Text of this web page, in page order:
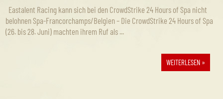
Eastalent Racing kann sich bei den CrowdStrike 24 Hours of Spa nicht
belohnen Spa-Francorchamps/Belgien – Die CrowdStrike 24 Hours of Spa
(26. bis 28. Juni) machten ihrem Ruf als ...
WEITERLESEN »